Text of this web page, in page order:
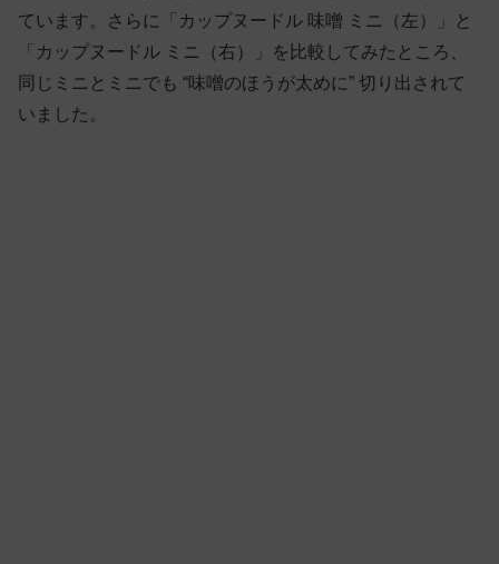
ています。さらに「カップヌードル 味噌 ミニ（左）」と
「カップヌードル ミニ（右）」を比較してみたところ、
同じミニとミニでも “味噌のほうが太めに” 切り出されて
いました。